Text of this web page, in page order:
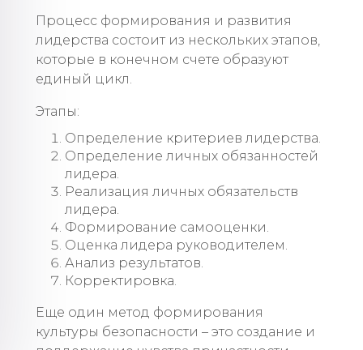
Процесс формирования и развития
лидерства состоит из нескольких этапов,
которые в конечном счете образуют
единый цикл.
Этапы:
Определение критериев лидерства.
Определение личных обязанностей
лидера.
Реализация личных обязательств
лидера.
Формирование самооценки.
Оценка лидера руководителем.
Анализ результатов.
Корректировка.
Еще один метод формирования
культуры безопасности – это создание и